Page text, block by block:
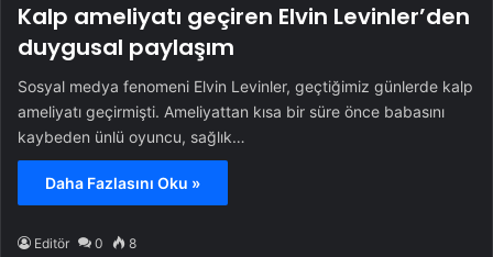
Kalp ameliyatı geçiren Elvin Levinler’den
duygusal paylaşım
Sosyal medya fenomeni Elvin Levinler, geçtiğimiz günlerde kalp
ameliyatı geçirmişti. Ameliyattan kısa bir süre önce babasını
kaybeden ünlü oyuncu, sağlık…
Daha Fazlasını Oku »
Editör 0 8